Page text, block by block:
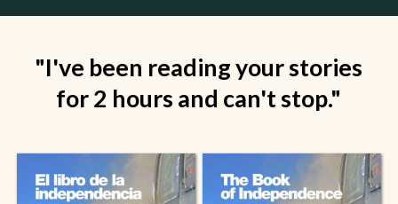
"I've been reading your stories
for 2 hours and can't stop."